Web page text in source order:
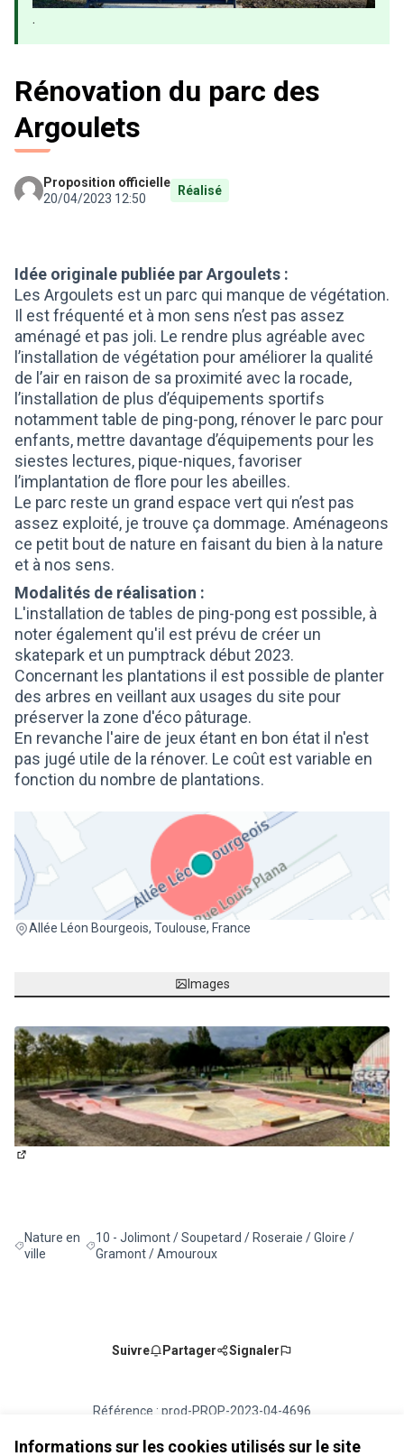
Informations sur les cookies utilisés sur le site
.
Rénovation du parc des
Argoulets
Proposition officielle
20/04/2023 12:50
Réalisé
Idée originale publiée par Argoulets :
Les Argoulets est un parc qui manque de végétation.
Il est fréquenté et à mon sens n’est pas assez
aménagé et pas joli. Le rendre plus agréable avec
l’installation de végétation pour améliorer la qualité
de l’air en raison de sa proximité avec la rocade,
l’installation de plus d’équipements sportifs
notamment table de ping-pong, rénover le parc pour
enfants, mettre davantage d’équipements pour les
siestes lectures, pique-niques, favoriser
l’implantation de flore pour les abeilles.
Le parc reste un grand espace vert qui n’est pas
assez exploité, je trouve ça dommage. Aménageons
ce petit bout de nature en faisant du bien à la nature
et à nos sens.
Modalités de réalisation :
L'installation de tables de ping-pong est possible, à
noter également qu'il est prévu de créer un
skatepark et un pumptrack début 2023.
Concernant les plantations il est possible de planter
des arbres en veillant aux usages du site pour
préserver la zone d'éco pâturage.
En revanche l'aire de jeux étant en bon état il n'est
pas jugé utile de la rénover. Le coût est variable en
fonction du nombre de plantations.
Allée Léon Bourgeois, Toulouse, France
(Lien externe)
Images
Filtrer les résultats de la catégorie : Nature en ville
Nature en
ville
Filtrer les résultats pour le secteur : 10 - Jolimont /
10 - Jolimont / Soupetard / Roseraie / Gloire /
Gramont / Amouroux
Suivre Partager Signaler
Référence : prod-PROP-2023-04-4696
Vérifiez l'empreinte numérique